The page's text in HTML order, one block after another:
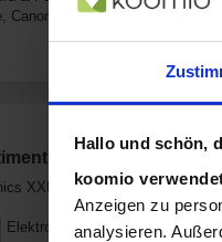
Hallo und schön,
koomio
Anzeigen zu
analysieren.
Canon, HP, Logitech, Nokia und
von Euronics XXL
XXL verkauft Produkte aus
Elektronik